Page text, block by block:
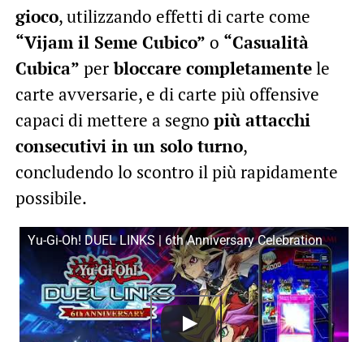
gioco, utilizzando effetti di carte come
“Vijam il Seme Cubico” o “Casualità
Cubica” perbloccare completamentele
carte avversarie, e di carte più offensive
capaci di mettere a segno più attacchi
consecutivi in un solo turno,
concludendo lo scontro il più rapidamente
possibile.
Yu-Gi-Oh! DUEL LINKS | 6th Anniversary Celebration